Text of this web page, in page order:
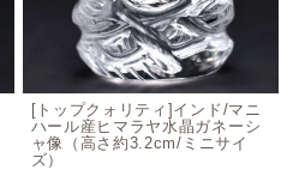
[トップクォリティ]インド/マニ
ハール産ヒマラヤ水晶ガネーシ
ャ像（高さ約3.2cm/ミニサイ
ズ）